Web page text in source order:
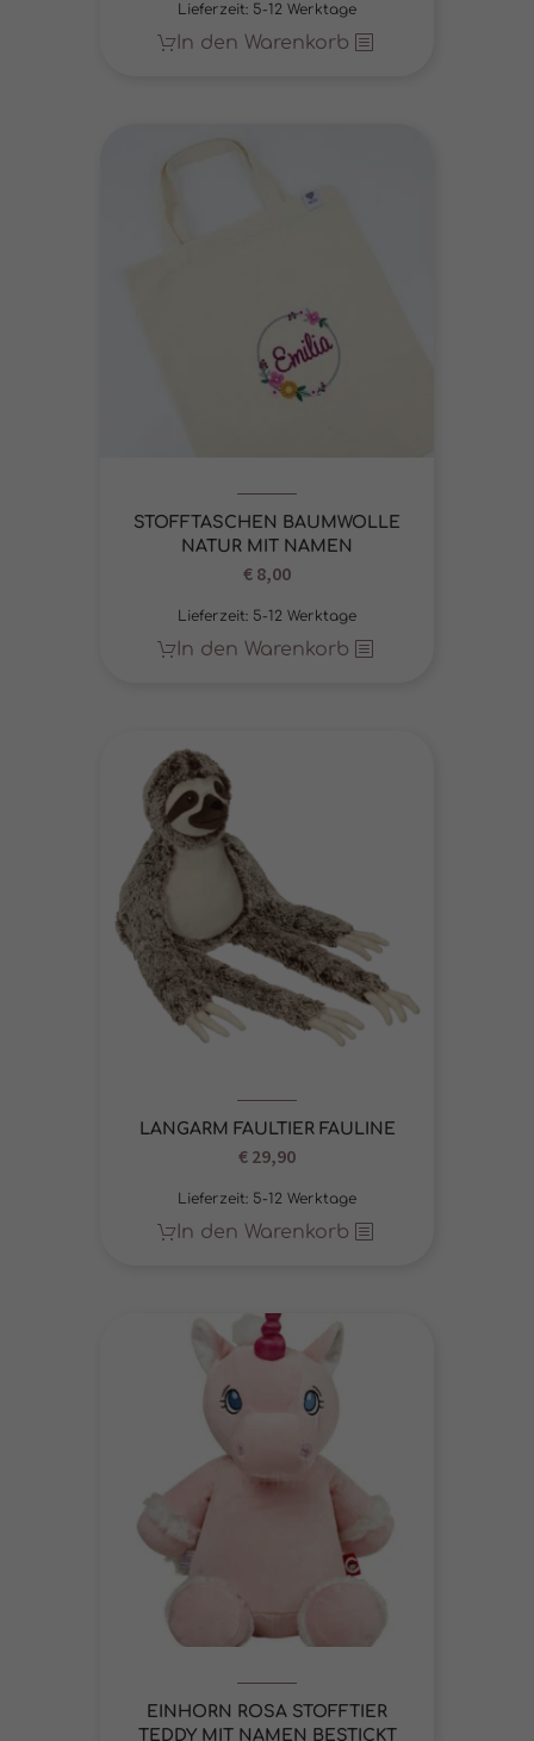
Lieferzeit: 5-12 Werktage
In den Warenkorb
STOFFTASCHEN BAUMWOLLE
NATUR MIT NAMEN
€ 8,00
Lieferzeit: 5-12 Werktage
In den Warenkorb
LANGARM FAULTIER FAULINE
€ 29,90
Lieferzeit: 5-12 Werktage
In den Warenkorb
EINHORN ROSA STOFFTIER
TEDDY MIT NAMEN BESTICKT